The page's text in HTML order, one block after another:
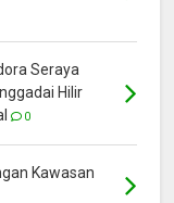
Seraya
Hilir
0
Kawasan